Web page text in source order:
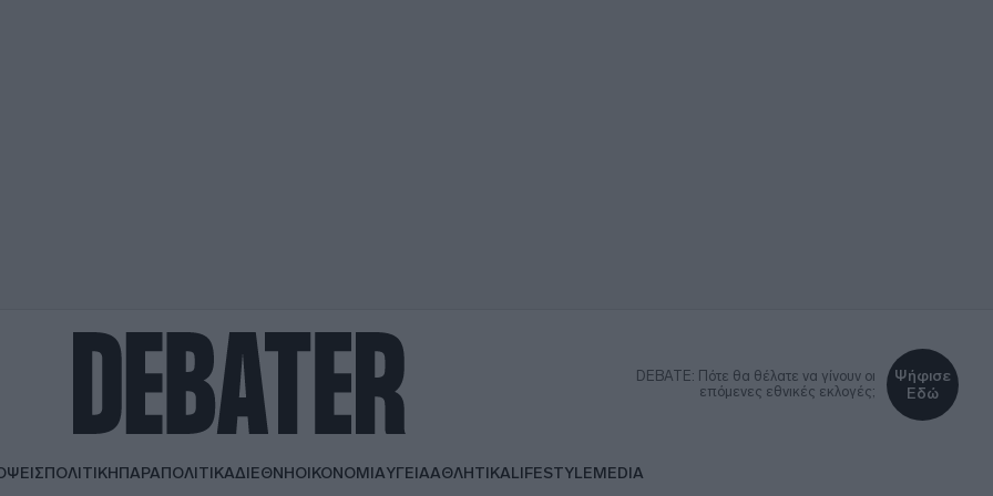
DEBATE: Πότε θα θέλατε να γίνουν οι
επόμενες εθνικές εκλογές;
Ψήφισε
Εδώ
ΠΟΛΙΤΙΚΗΠΑΡΑΠΟΛΙΤΙΚΑΔΙΕΘΝΗΟΙΚΟΝΟΜΙΑΥΓΕΙΑΑΘΛΗΤΙΚΑLIFESTYLEMEDIA